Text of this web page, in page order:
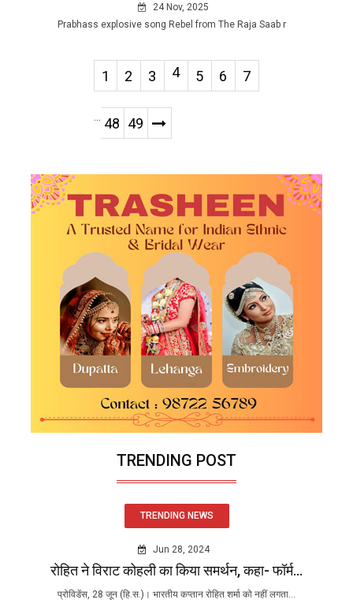
24 Nov, 2025
Prabhass explosive song Rebel from The Raja Saab r
1 2 3 4 5 6 7
... 48 49
TRENDING POST
TRENDING NEWS
Jun 28, 2024
रोहित ने विराट कोहली का किया समर्थन, कहा- फॉर्म...
प्रोविडेंस, 28 जून (हि.स.)। भारतीय कप्तान रोहित शर्मा को नहीं लगता...